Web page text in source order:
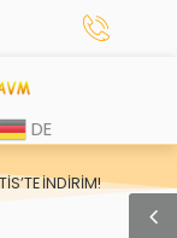
DE
İNDİRİM!